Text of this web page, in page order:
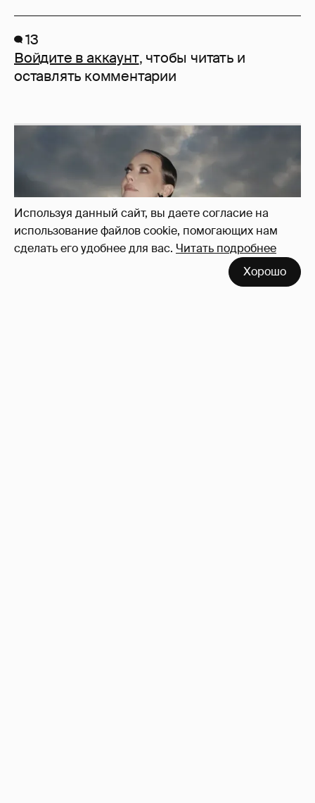
Используя данный сайт, вы даете согласие на
использование файлов cookie, помогающих нам
сделать его удобнее для вас. Читать подробнее
Хорошо
13
Войдите в аккаунт, чтобы читать и
оставлять комментарии